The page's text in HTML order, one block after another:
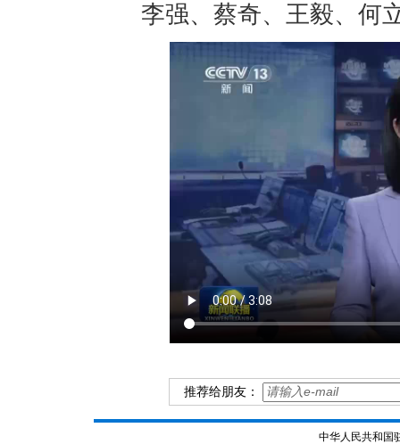
李强、蔡奇、王毅、何
推荐给朋友：
中华人民共和国